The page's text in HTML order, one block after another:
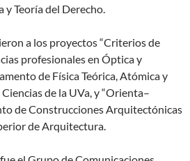
y Teoría del Derecho.
a los proyectos “Criterios de
profesionales en Óptica y
de Física Teórica, Atómica y
de la UVa, y “Orienta–
de Construcciones Arquitectónicas
de Arquitectura.